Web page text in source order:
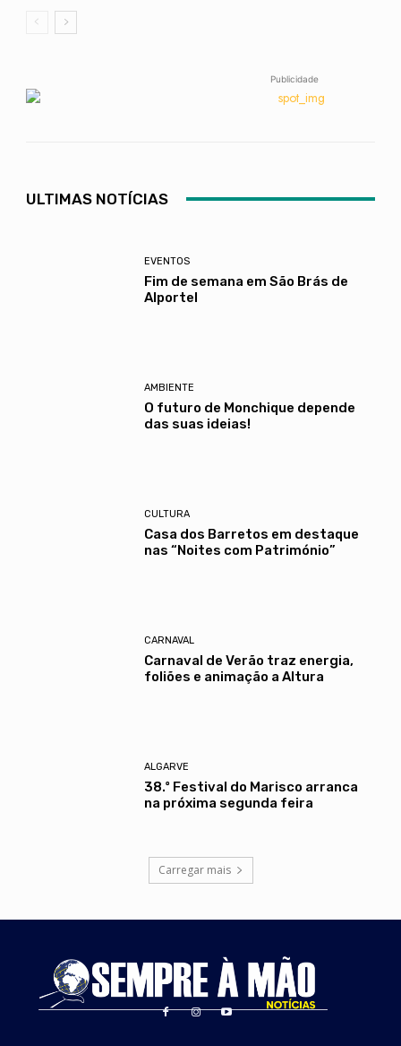
Publicidade
ULTIMAS NOTÍCIAS
EVENTOS
Fim de semana em São Brás de
Alportel
AMBIENTE
O futuro de Monchique depende
das suas ideias!
CULTURA
Casa dos Barretos em destaque
nas “Noites com Património”
CARNAVAL
Carnaval de Verão traz energia,
foliões e animação a Altura
ALGARVE
38.º Festival do Marisco arranca
na próxima segunda feira
Carregar mais